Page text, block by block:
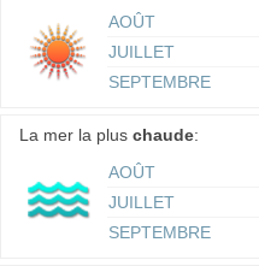
AOÛT
JUILLET
SEPTEMBRE
La mer la plus chaude:
AOÛT
JUILLET
SEPTEMBRE